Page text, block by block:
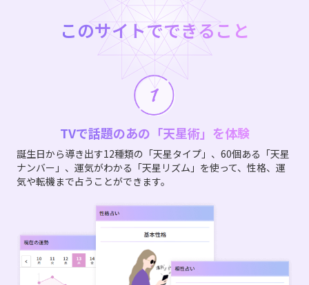
このサイトでできること
TVで話題のあの「天星術」を体験
誕生日から導き出す12種類の「天星タイプ」、60個ある「天星
ナンバー」、運気がわかる「天星リズム」を使って、性格、運
気や転機まで占うことができます。